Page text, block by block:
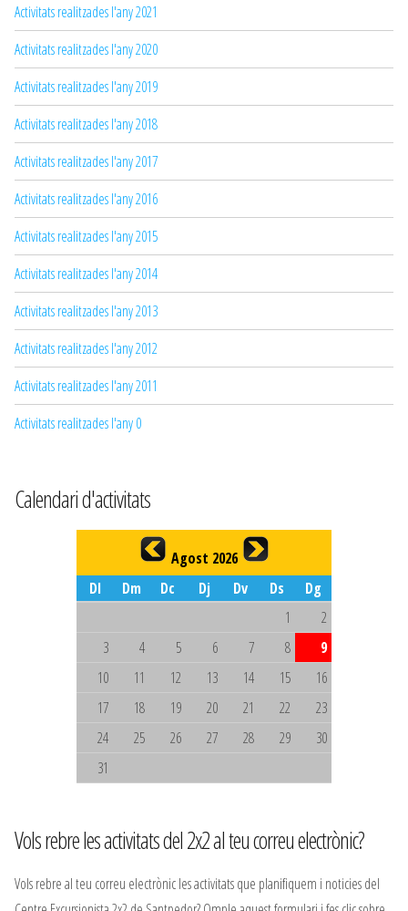
Activitats realitzades l'any 2021
Activitats realitzades l'any 2020
Activitats realitzades l'any 2019
Activitats realitzades l'any 2018
Activitats realitzades l'any 2017
Activitats realitzades l'any 2016
Activitats realitzades l'any 2015
Activitats realitzades l'any 2014
Activitats realitzades l'any 2013
Activitats realitzades l'any 2012
Activitats realitzades l'any 2011
Activitats realitzades l'any 0
Calendari d'activitats
Agost 2026
Dl
Dm Dc Dj Dv Ds
Dg
1
2
3
4 5 6 7 8
9
10
11 12 13 14 15
16
17
18 19 20 21 22
23
24
25 26 27 28 29
30
31
Vols rebre les activitats del 2x2 al teu correu electrònic?
Vols rebre al teu correu electrònic les activitats que planifiquem i noticies del